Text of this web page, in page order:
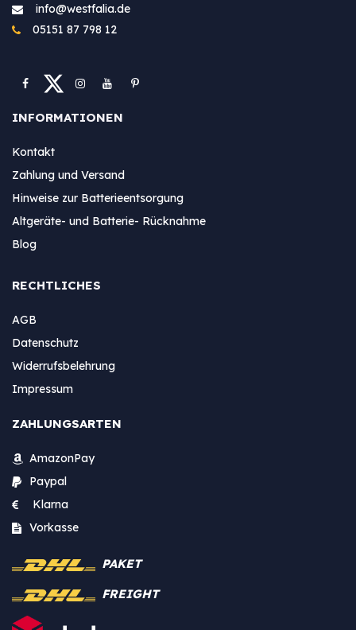
info@westfa​lia.de
05151 87 798 12
INFORMATIONEN
Kontakt
Zahlung und Versand
Hinweise zur Batterieentsorgung
Altgeräte- und Batterie- Rücknahme
Blog
RECHTLICHES
AGB
Datenschutz
Widerrufsbelehrung
Impressum
ZAHLUNGSARTEN
AmazonPay
Paypal
Klarna
Vorkasse
PAKET
FREIGHT